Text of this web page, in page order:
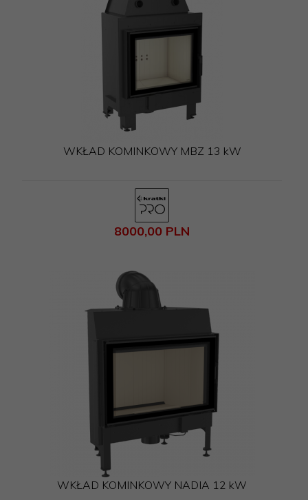
WKŁAD KOMINKOWY MBZ 13 kW
8000,00 PLN
WKŁAD KOMINKOWY NADIA 12 kW